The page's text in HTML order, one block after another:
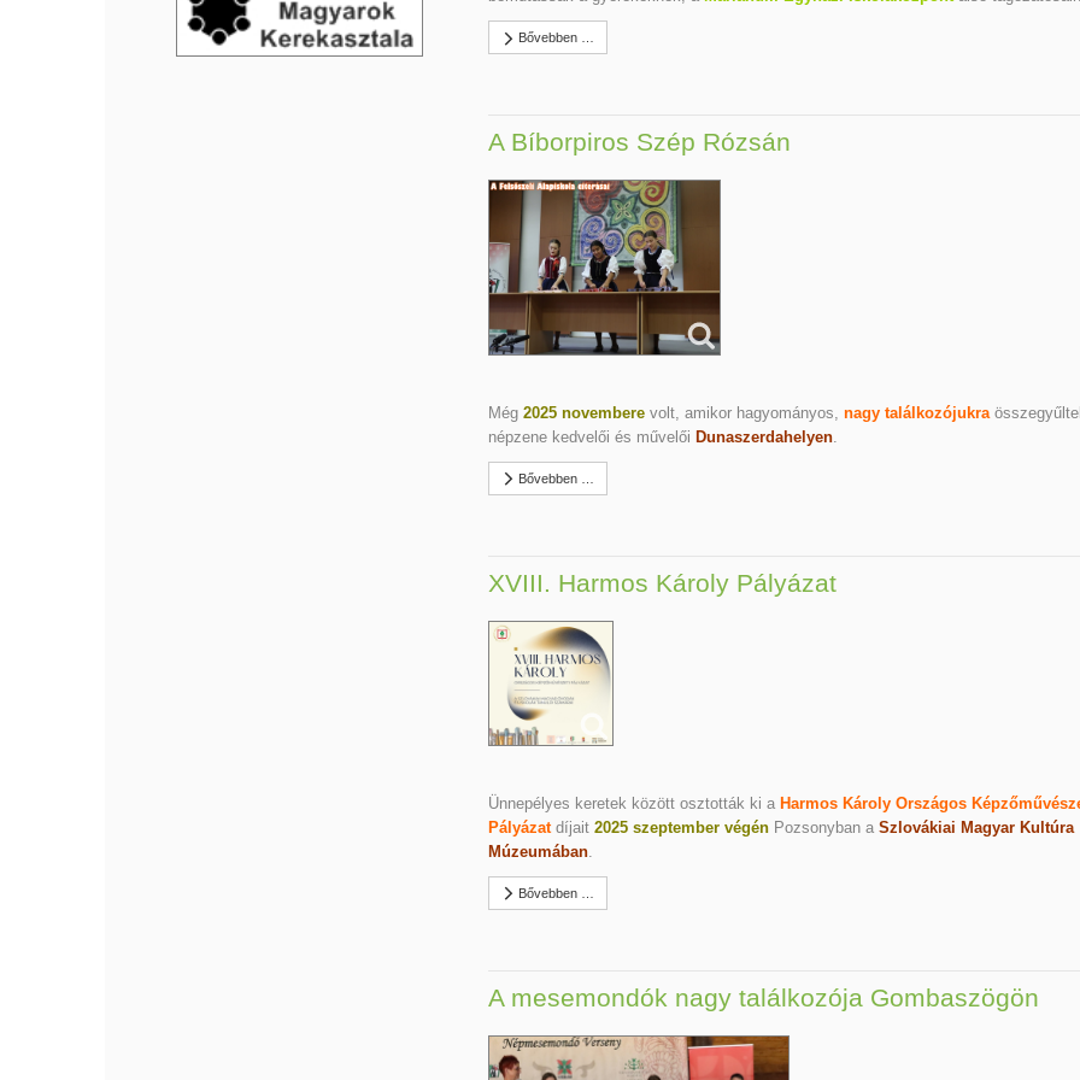
Bővebben …
A Bíborpiros Szép Rózsán
Még 2025 novemberevolt, amikor hagyományos, nagy találkozójukra
népzene kedvelői és művelői Dunaszerdahelyen.
Bővebben …
XVIII. Harmos Károly Pályázat
Ünnepélyes keretek között osztották ki a Harmos Károly Országos
Pályázatdíjait 2025 szeptember végénPozsonyban a Szlovákiai Magyar Kultúra
Múzeumában.
Bővebben …
A mesemondók nagy találkozója Gombaszögön